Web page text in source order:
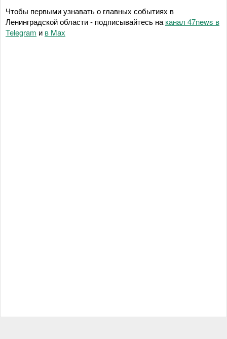
Чтобы первыми узнавать о главных событиях в
Ленинградской области - подписывайтесь на канал 47news в
Telegram и в Maх